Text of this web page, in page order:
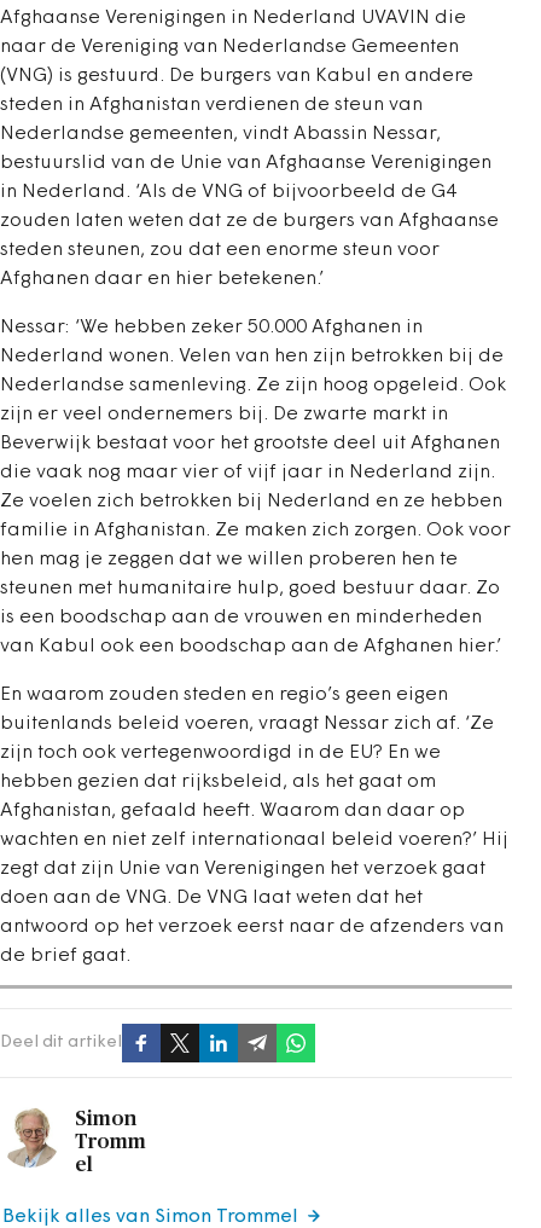
Afghaanse Verenigingen in Nederland UVAVIN die
naar de Vereniging van Nederlandse Gemeenten
(VNG) is gestuurd. De burgers van Kabul en andere
steden in Afghanistan verdienen de steun van
Nederlandse gemeenten, vindt Abassin Nessar,
bestuurslid van de Unie van Afghaanse Verenigingen
in Nederland. ‘Als de VNG of bijvoorbeeld de G4
zouden laten weten dat ze de burgers van Afghaanse
steden steunen, zou dat een enorme steun voor
Afghanen daar en hier betekenen.’
Nessar: ‘We hebben zeker 50.000 Afghanen in
Nederland wonen. Velen van hen zijn betrokken bij de
Nederlandse samenleving. Ze zijn hoog opgeleid. Ook
zijn er veel ondernemers bij. De zwarte markt in
Beverwijk bestaat voor het grootste deel uit Afghanen
die vaak nog maar vier of vijf jaar in Nederland zijn.
Ze voelen zich betrokken bij Nederland en ze hebben
familie in Afghanistan. Ze maken zich zorgen. Ook voor
hen mag je zeggen dat we willen proberen hen te
steunen met humanitaire hulp, goed bestuur daar. Zo
is een boodschap aan de vrouwen en minderheden
van Kabul ook een boodschap aan de Afghanen hier.’
En waarom zouden steden en regio’s geen eigen
buitenlands beleid voeren, vraagt Nessar zich af. ‘Ze
zijn toch ook vertegenwoordigd in de EU? En we
hebben gezien dat rijksbeleid, als het gaat om
Afghanistan, gefaald heeft. Waarom dan daar op
wachten en niet zelf internationaal beleid voeren?’ Hij
zegt dat zijn Unie van Verenigingen het verzoek gaat
doen aan de VNG. De VNG laat weten dat het
antwoord op het verzoek eerst naar de afzenders van
de brief gaat.
Deel dit artikel
Simon
Tromm
el
Bekijk alles van Simon Trommel